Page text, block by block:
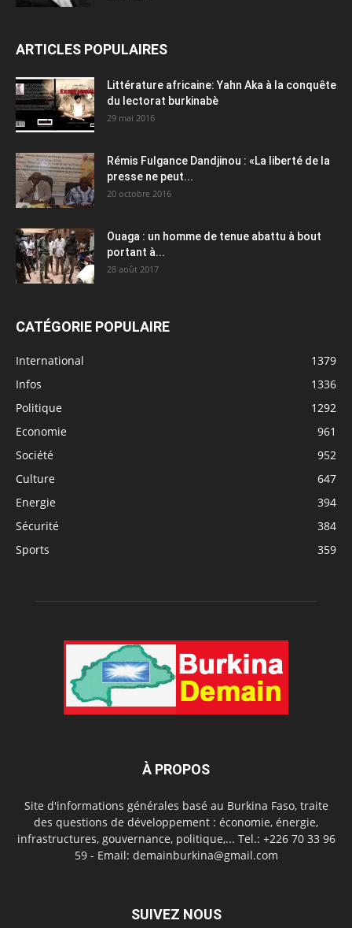
ARTICLES POPULAIRES
Littérature africaine: Yahn Aka à la conquête
du lectorat burkinabè
29 mai 2016
Rémis Fulgance Dandjinou : «La liberté de la
presse ne peut...
20 octobre 2016
Ouaga : un homme de tenue abattu à bout
portant à...
28 août 2017
CATÉGORIE POPULAIRE
International
1379
Infos
1336
Politique
1292
Economie
961
Société
952
Culture
647
Energie
394
Sécurité
384
Sports
359
À PROPOS
Site d'informations générales basé au Burkina Faso, traite
des questions de développement : économie, énergie,
infrastructures, gouvernance, politique,... Tel.: +226 70 33 96
59 - Email: demainburkina@gmail.com
SUIVEZ NOUS